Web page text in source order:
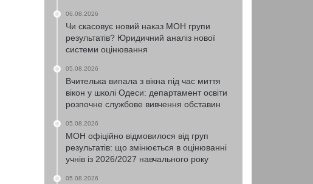
06.08.2026
Чи скасовує новий наказ МОН групи
результатів? Юридичний аналіз нової
системи оцінювання
05.08.2026
Вчителька випала з вікна під час миття
вікон у школі Одеси: департамент освіти
розпочне службове вивчення обставин
05.08.2026
МОН офіційно відмовилося від груп
результатів: що змінюється в оцінюванні
учнів із 2026/2027 навчального року
05.08.2026